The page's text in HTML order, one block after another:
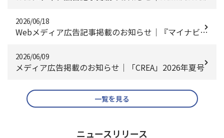
2026/06/18
Webメディア広告記事掲載のお知らせ｜『マイナビニ
2026/06/09
メディア広告掲載のお知らせ｜「CREA」2026年夏号
一覧を見る
ニュースリリース